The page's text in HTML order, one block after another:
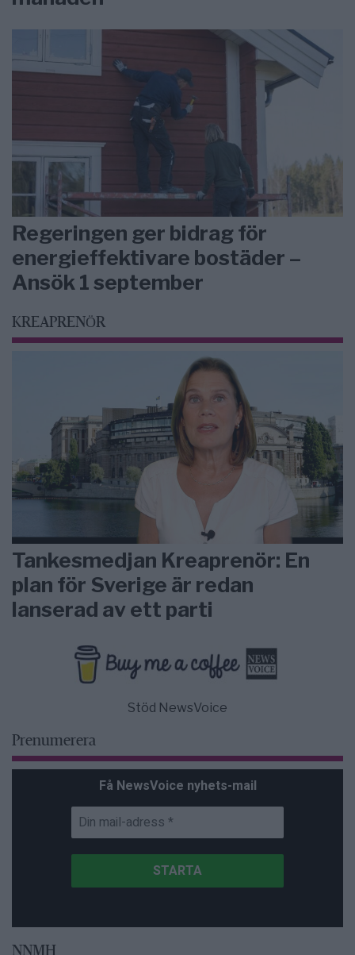
Regeringen ger bidrag för
energieffektivare bostäder –
Ansök 1 september
KREAPRENÖR
Tankesmedjan Kreaprenör: En
plan för Sverige är redan
lanserad av ett parti
Stöd NewsVoice
Prenumerera
Få NewsVoice nyhets-mail